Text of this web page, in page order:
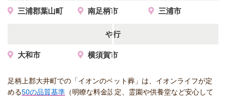
三浦郡葉山町 南足柄市 三浦市
や行
大和市 横須賀市
足柄上郡大井町での「イオンのペット葬」は、イオンライフが定
める50の品質基準 （明瞭な料金設定、霊園や供養堂など安心して